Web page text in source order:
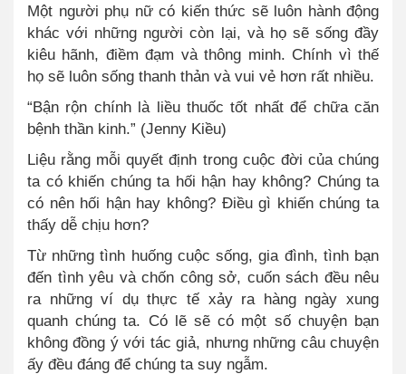
Một người phụ nữ có kiến thức sẽ luôn hành động
khác với những người còn lại, và họ sẽ sống đầy
kiêu hãnh, điềm đạm và thông minh. Chính vì thế
họ sẽ luôn sống thanh thản và vui vẻ hơn rất nhiều.
“Bận rộn chính là liều thuốc tốt nhất để chữa căn
bệnh thần kinh.” (Jenny Kiều)
Liệu rằng mỗi quyết định trong cuộc đời của chúng
ta có khiến chúng ta hối hận hay không? Chúng ta
có nên hối hận hay không? Điều gì khiến chúng ta
thấy dễ chịu hơn?
Từ những tình huống cuộc sống, gia đình, tình bạn
đến tình yêu và chốn công sở, cuốn sách đều nêu
ra những ví dụ thực tế xảy ra hàng ngày xung
quanh chúng ta. Có lẽ sẽ có một số chuyện bạn
không đồng ý với tác giả, nhưng những câu chuyện
ấy đều đáng để chúng ta suy ngẫm.